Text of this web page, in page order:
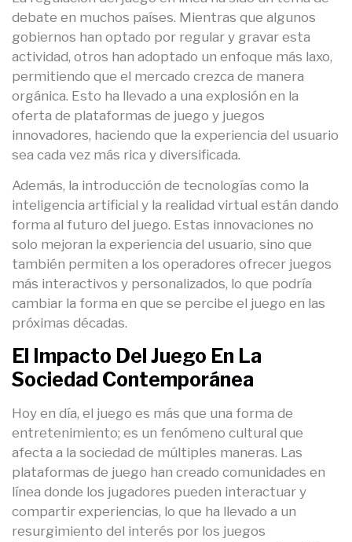
debate en muchos países. Mientras que algunos
gobiernos han optado por regular y gravar esta
actividad, otros han adoptado un enfoque más laxo,
permitiendo que el mercado crezca de manera
orgánica. Esto ha llevado a una explosión en la
oferta de plataformas de juego y juegos
innovadores, haciendo que la experiencia del usuario
sea cada vez más rica y diversificada.
Además, la introducción de tecnologías como la
inteligencia artificial y la realidad virtual están dando
forma al futuro del juego. Estas innovaciones no
solo mejoran la experiencia del usuario, sino que
también permiten a los operadores ofrecer juegos
más interactivos y personalizados, lo que podría
cambiar la forma en que se percibe el juego en las
próximas décadas.
El Impacto Del Juego En La
Sociedad Contemporánea
Hoy en día, el juego es más que una forma de
entretenimiento; es un fenómeno cultural que
afecta a la sociedad de múltiples maneras. Las
plataformas de juego han creado comunidades en
línea donde los jugadores pueden interactuar y
compartir experiencias, lo que ha llevado a un
resurgimiento del interés por los juegos